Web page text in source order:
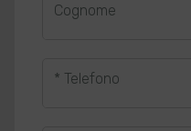
Cognome
* Telefono